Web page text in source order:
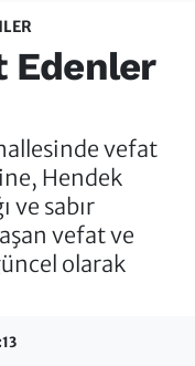
Edenler
vefat
Hendek
ve sabır
vefat ve
olarak